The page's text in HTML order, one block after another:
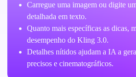
Carregue uma imagem ou digite
detalhada em texto.
Quanto mais específicas as dicas,
desempenho do Kling 3.0.
Detalhes nítidos ajudam a IA a
precisos e cinematográficos.